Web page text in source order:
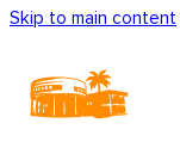
Skip to main content